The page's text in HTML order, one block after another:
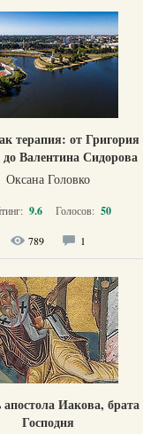
терапия: от Григория
Валентина Сидорова
Оксана Головко
9.6 Голосов: 50
789 1
Иакова, брата
Господня